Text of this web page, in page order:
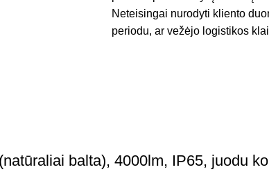
Neteisingai nurodyti kliento
periodu, ar vežėjo logistikos
balta), 4000lm, IP65, juodu